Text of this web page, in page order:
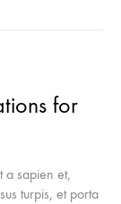
for
a sapien et,
turpis, et porta